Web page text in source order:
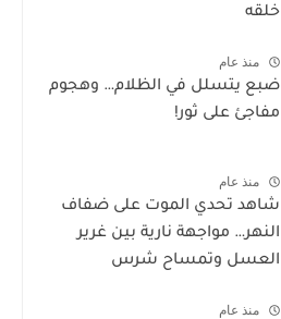
خلقه
منذ عام
ضبع يتسلل في الظلام… وهجوم
مفاجئ على ثور!
منذ عام
شاهد تحدي الموت على ضفاف
النهر… مواجهة نارية بين غرير
العسل وتمساح شرس
منذ عام